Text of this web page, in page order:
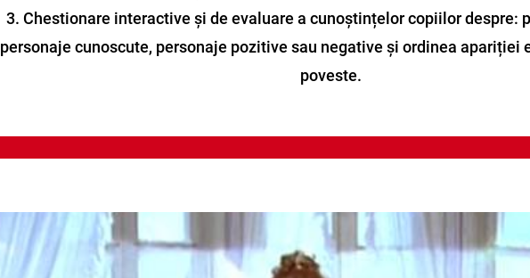
3. Chestionare interactive și de evaluare a cunoștințelor copiilor despre:
personaje cunoscute, personaje pozitive sau negative și ordinea apariției
poveste.